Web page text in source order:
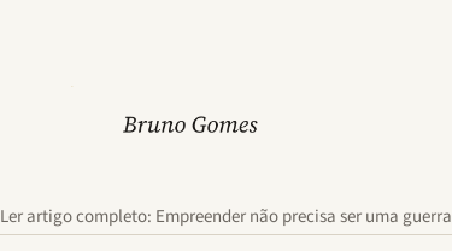
Ler artigo completo: Empreender não precisa ser uma guerra